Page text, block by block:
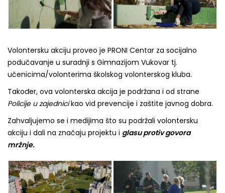
Volontersku akciju proveo je PRONI Centar za socijalno
podučavanje u suradnji s Gimnazijom Vukovar tj.
učenicima/volonterima školskog volonterskog kluba.
Također, ova volonterska akcija je podržana i od strane
Policije u zajednicikao vid prevencije i zaštite javnog dobra.
Zahvaljujemo se i medijima što su podržali volontersku
akciju i dali na značaju projektu i glasu protiv govora
mržnje.